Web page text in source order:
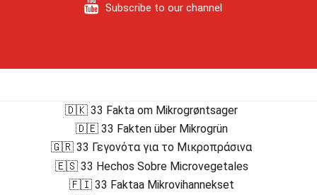
Subscribe to our channel
🇩🇰 33 Fakta om Mikrogrøntsager
🇩🇪 33 Fakten über Mikrogrün
🇬🇷 33 Γεγονότα για το Μικροπράσινα
🇪🇸 33 Hechos Sobre Microvegetales
🇫🇮 33 Faktaa Mikrovihannekset